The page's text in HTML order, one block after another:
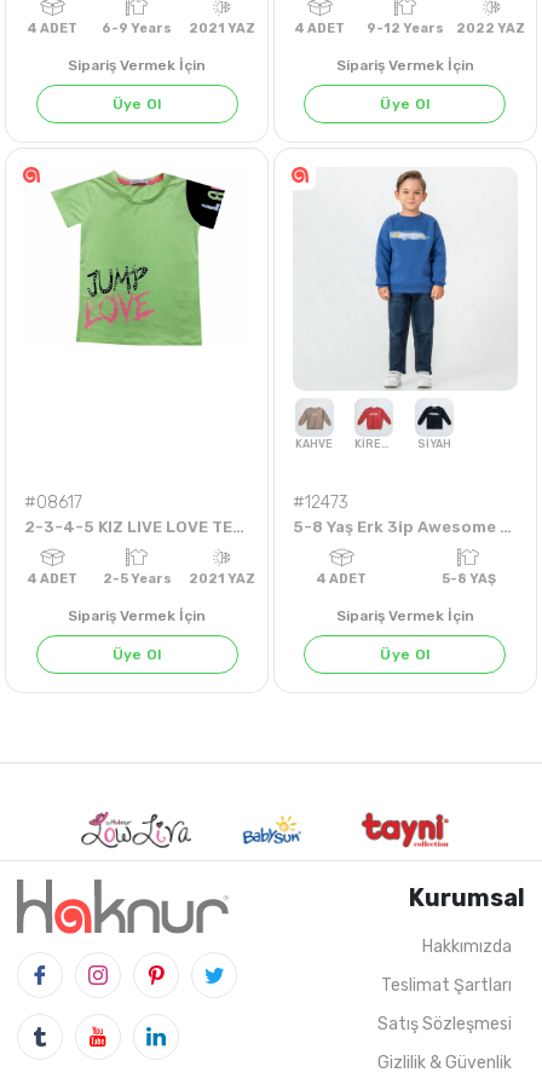
Sipariş Vermek İçin
Üye Ol
4ADET 9-12 Years
Sipariş Vermek İçin
Üye Ol
#08617
2-3-4-5 KIZ LIVE LOVE TEK BADİ
Sipariş Vermek İçin
Üye Ol
#12473
5-8 Yaş Erk 3ip Awesome Swt
Sipariş Vermek İçin
Üye Ol
Kurumsal
Hakkımızda
Teslimat Şartları
Satış Sözleşmesi
Gizlilik & Güvenlik